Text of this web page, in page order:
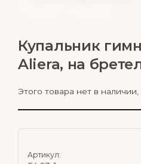
Купальник
Aliera, на
Этого товара нет в наличии,
Артикул: